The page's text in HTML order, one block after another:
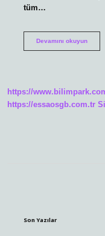
tüm…
Devamını okuyunPara
https://
https://essaosgb.com.tr
Son Yazılar